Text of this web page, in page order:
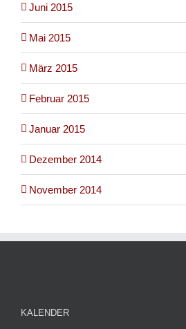
Juni 2015
Mai 2015
März 2015
Februar 2015
Januar 2015
Dezember 2014
November 2014
KALENDER